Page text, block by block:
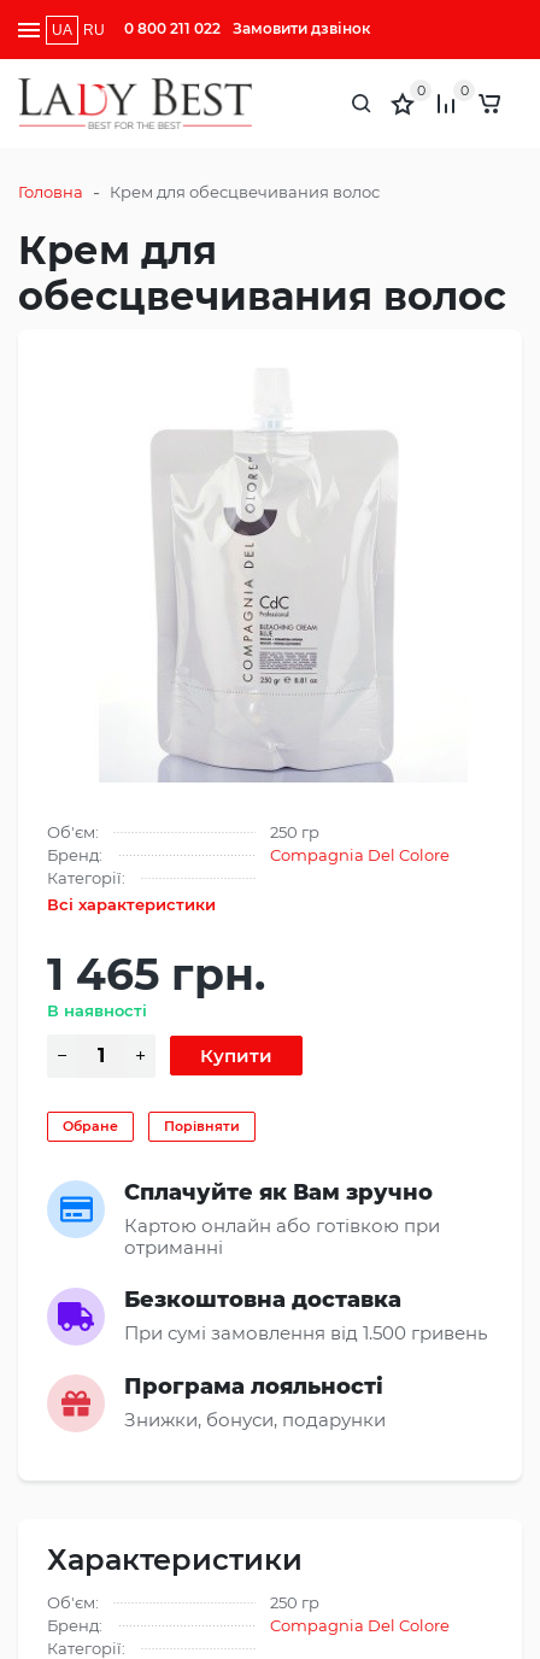
UA RU 0 800 211 022 Замовити дзвінок
0 0
Головна - Крем для обесцвечивания волос
Крем для
обесцвечивания волос
Об'єм:
250 гр
Бренд:
Compagnia Del Colore
Категорії:
Всі характеристики
1 465 грн.
В наявності
Обране Порівняти
Сплачуйте як Вам зручно
Картою онлайн або готівкою при
отриманні
Безкоштовна доставка
При сумі замовлення від 1.500 гривень
Програма лояльності
Знижки, бонуси, подарунки
Характеристики
Об'єм:
250 гр
Бренд:
Compagnia Del Colore
Категорії: